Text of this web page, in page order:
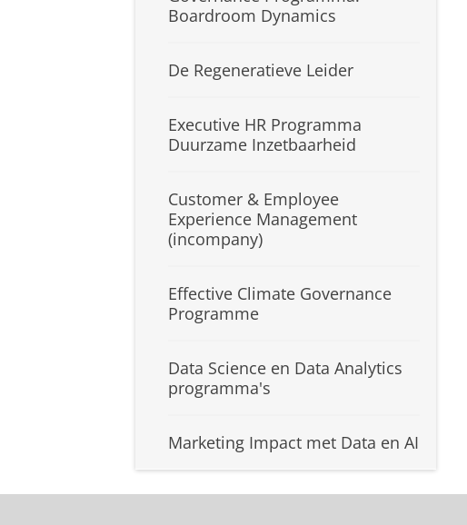
Boardroom Dynamics
De Regeneratieve Leider
Executive HR Programma
Duurzame Inzetbaarheid
Customer & Employee
Experience Management
(incompany)
Effective Climate Governance
Programme
Data Science en Data Analytics
programma's
Marketing Impact met Data en AI